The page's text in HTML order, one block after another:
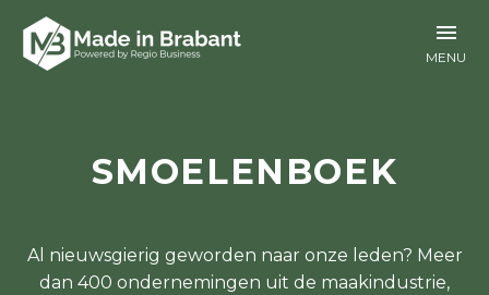
SMOELENBOEK
Al nieuwsgierig geworden naar onze leden? Meer
dan 400 ondernemingen uit de maakindustrie,